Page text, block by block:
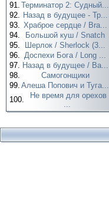
91. Терминатор 2: Судный...
92. Назад в будущее - Тр...
93. Храброе сердце / Bra...
94.
Большой куш / Snatch
95.
Шерлок / Sherlock (3...
96. Доспехи Бога / Long ...
97. Назад в будущее / Ba...
98.
Самогонщики
99. Алеша Попович и Туга...
100.
Не время для орехов
...